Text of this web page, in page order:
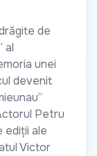
de
al
unei
devenit
Petru
ediții ale
Victor